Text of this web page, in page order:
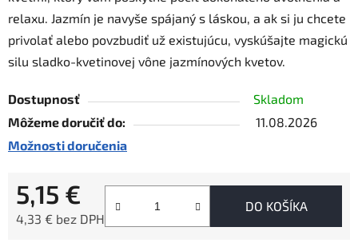
relaxu. Jazmín je navyše spájaný s láskou, a ak si ju chcete
privolať alebo povzbudiť už existujúcu, vyskúšajte magickú
silu sladko-kvetinovej vône jazmínových kvetov.
Dostupnosť
Skladom
Môžeme doručiť do:
11.08.2026
Možnosti doručenia
5,15 €
4,33 € bez DPH
DO KOŠÍKA